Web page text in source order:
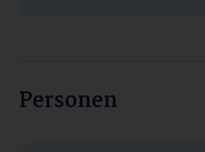
Personen